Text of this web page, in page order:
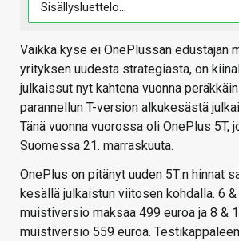
Vaikka kyse ei OnePlussan edustajan
yrityksen uudesta strategiasta, on
julkaissut nyt kahtena vuonna
parannellun T-version alkukesästä
Tänä vuonna vuorossa oli OnePlus 5T,
Suomessa 21. marraskuuta.
OnePlus on pitänyt uuden 5T:n hinnat
kesällä julkaistun viitosen kohdalla. 6 &
muistiversio maksaa 499 euroa ja 8 &
muistiversio 559 euroa.